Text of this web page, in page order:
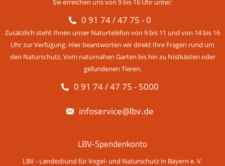
Sie erreichen uns von 9 bis 16 Uhr unter:
0 91 74 / 47 75 - 0
Zusätzlich steht Ihnen unser Naturtelefon von 9 bis 11 und von 14 bis 16
Uhr zur Verfügung. Hier beantworten wir direkt Ihre Fragen rund um
den Naturschutz. Vom naturnahen Garten bis hin zu Nistkästen oder
gefundenen Tieren.
0 91 74 / 47 75 - 5000
infoservice@lbv.de
LBV-Spendenkonto
LBV - Landesbund für Vogel- und Naturschutz in Bayern e. V.